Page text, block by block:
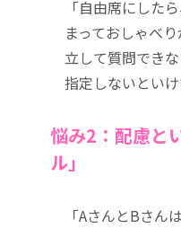
「自由席にした
まっておしゃべ
立して質問でき
指定しないといけ
悩み2：配慮と
ル」
「AさんとBさん